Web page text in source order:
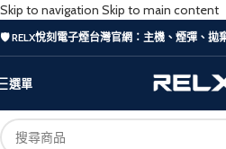
Skip to navigation Skip to main content
🛡️ RELX悅刻電子煙台灣官網：主機、煙彈、拋
選單